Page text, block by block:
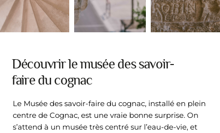
Découvrir le musée des savoir-
faire du cognac
Le Musée des savoir-faire du cognac, installé en plein
centre de Cognac, est une vraie bonne surprise. On
s’attend à un musée très centré sur l’eau-de-vie, et